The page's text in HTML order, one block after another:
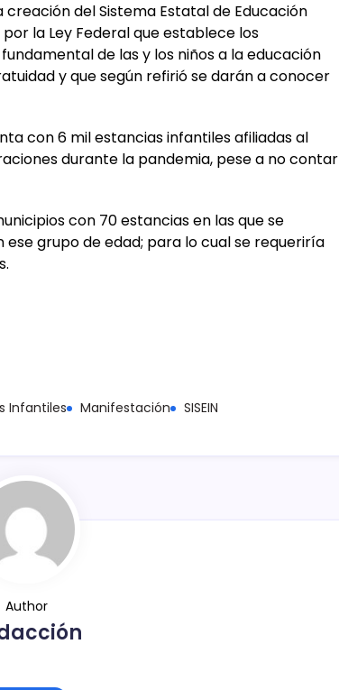
del Sistema Estatal de Educación
la Ley Federal que establece los
de las y los niños a la educación
y que según refirió se darán a conocer
con 6 mil estancias infantiles afiliadas al
durante la pandemia, pese a no contar
con 70 estancias en las que se
ese grupo de edad; para lo cual se requeriría
Infantiles Manifestación SISEIN
Author